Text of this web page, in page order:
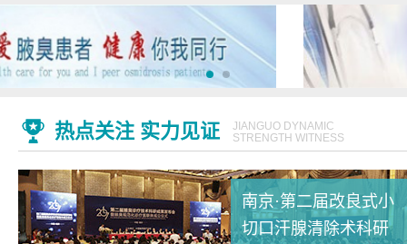
热点关注 实力见证
JIANGUO DYNAMIC
STRENGTH WITNESS
南京·第二届改良式小
切口汗腺清除术科研